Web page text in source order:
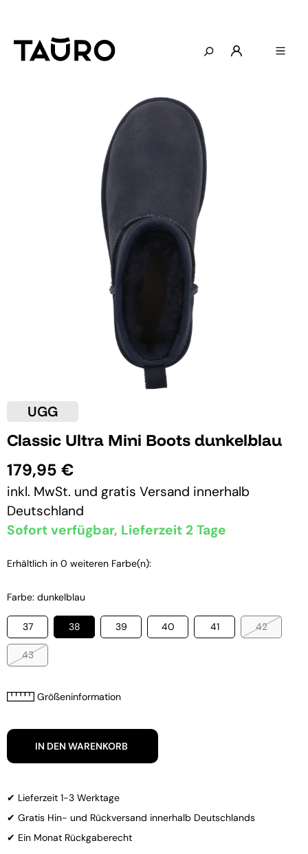
UGG
Classic Ultra Mini Boots dunkelblau
179,95 €
inkl. MwSt. und gratis Versand innerhalb
Deutschland
Sofort verfügbar, Lieferzeit 2 Tage
Erhältlich in 0 weiteren Farbe(n):
Farbe: dunkelblau
37 38 39 40 41 42
43
Größeninformation
IN DEN WARENKORB
✔ Lieferzeit 1-3 Werktage
✔ Gratis Hin- und Rückversand innerhalb Deutschlands
✔ Ein Monat Rückgaberecht